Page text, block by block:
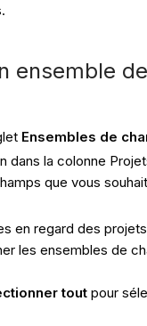
ensemble
Ensembles de
dans la colonne
que vous
en regard des
les ensembles de
toutpour